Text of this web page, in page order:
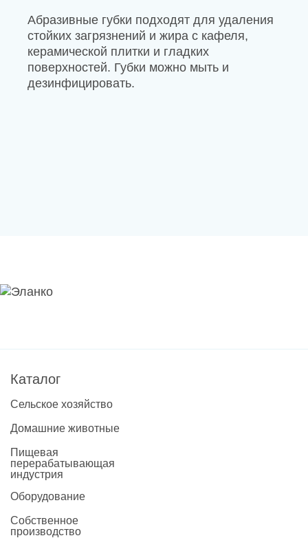
Абразивные губки подходят для удаления
стойких загрязнений и жира с кафеля,
керамической плитки и гладких
поверхностей. Губки можно мыть и
дезинфицировать.
Каталог
Сельское хозяйство
Домашние животные
Пищевая
перерабатывающая
индустрия
Оборудование
Собственное
производство